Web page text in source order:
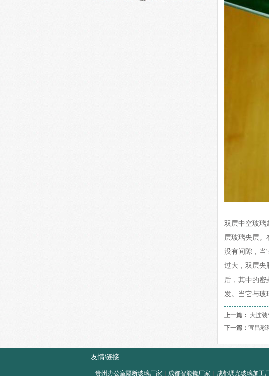
双层中空玻璃
层玻璃夹层。
没有间隙，当
过大，双层夹
后，其中的密
发。当它与玻
上一篇： 大连
下一篇： 宜昌彩
友情链接
贵州办公室隔断玻璃厂家 成都智能镜厂家 成都调光玻璃加工